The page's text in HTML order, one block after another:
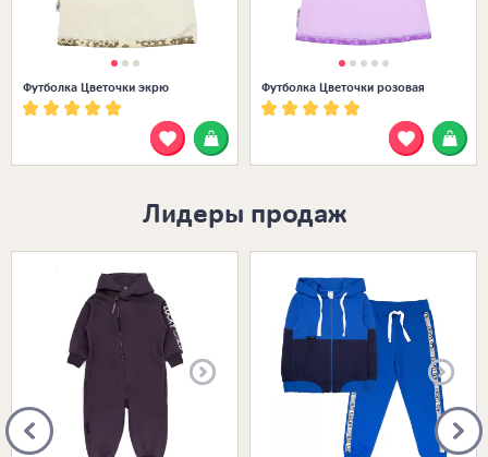
Футболка Цветочки экрю Футболка Цветочки розовая
Лидеры продаж
Размеры в наличии: Размеры в наличии: